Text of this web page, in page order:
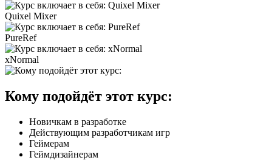
Quixel Mixer
PureRef
xNormal
Кому подойдёт этот курс:
Новичкам в разработке
Действующим разработчикам игр
Геймерам
Геймдизайнерам